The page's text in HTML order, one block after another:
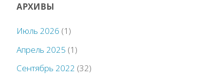
АРХИВЫ
Июль 2026 (1)
Апрель 2025 (1)
Сентябрь 2022 (32)